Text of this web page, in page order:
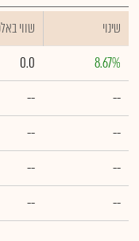
שינוי ₪ שווי
8.67%
0.0
--
--
--
--
--
--
--
--